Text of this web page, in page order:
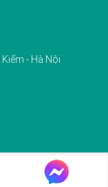
- Hà Nội
. Bảo lưu toàn quyền